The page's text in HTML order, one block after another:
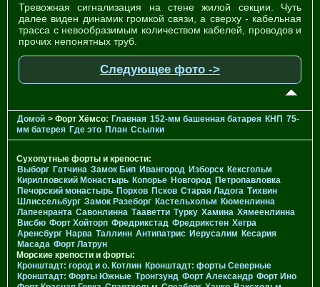
Тревожная сигнализация на стене жилой секции. Чуть
далее виден динамик громкой связи, а сверху - кабельная
трасса с невообразимым количеством кабелей, проводов и
прочих непонятных труб.
Следующее фото ->
Домой > Форт Хёмсо: Главная 152-мм башенная батарея КНП 75-
мм батерея Где это План Ссылки
Сухопутные форты и крепости:
Выборг Гатчина Замок Бип Ивангород Изборск Кексгольм
Кирилловский Монастырь Копорье Новгород Петропавловка
Печорcкий монастырь Порхов Псков Старая Ладога Тихвин
Шлиссельбург Замок Разеборг Кастельхольм Кюменлинна
Лапеенранта Савонлинна Тааветти Турку Хамина Хямеенлинна
Висбю Форт Хойторп Фредрикстад Фредрикстен Хегра
Аренсбург Нарва Таллинн Антипатрис Иерусалим Кесария
Масада Форт Латрун
Морские крепости и форты:
Кронштадт: город и о. Котлин Кронштадт: форты Северные
Кронштадт: Форты Южные Тронгзунд Форт Александр Форт Ино